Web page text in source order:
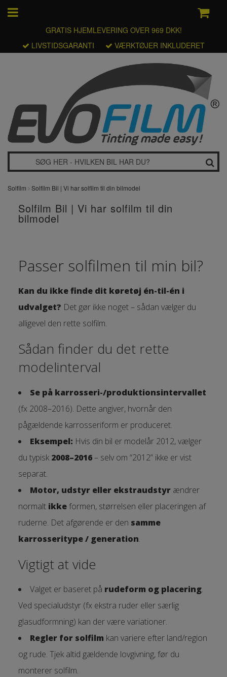
GRATIS HJEMLEVERING OVER 969 DKK!
LIVSTIDSGARANTI
VÆRKTØJER INKLUDERET
Solfilm Solfilm Bil | Vi har solfilm til din bilmodel
Solfilm Bil | Vi har solfilm til din
bilmodel
Passer solfilmen til min bil?
Kan du ikke finde dit køretøj én-til-én i
udvalget? Det gør ikke noget – sådan vælger du
alligevel den rette solfilm.
Sådan finder du det rette
modelinterval
Se på karrosseri-/produktionsintervallet
(fx 2008–2016). Dette angiver, hvornår den
pågældende karrosseriform er produceret.
Eksempel: Hvis din bil er modelår 2012, vælger
du typisk 2008–2016– selv om “2012” ikke er vist
separat.
Motor, udstyr eller ekstraudstyr ændrer
normalt ikkeformen, størrelsen eller placeringen af
ruderne. Det afgørende er den samme
karrosseritype / generation.
Vigtigt at vide
Valget er baseret på rudeform og placering.
Ved specialudstyr (fx ekstra ruder eller særlig
glasudformning) kan der være variationer.
Regler for solfilm kan variere efter land/region
og rude. Tjek altid gældende lovgivning, før du
monterer solfilm.